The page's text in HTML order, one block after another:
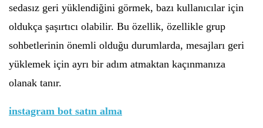
sedasız geri yüklendiğini görmek, bazı kullanıcılar için
oldukça şaşırtıcı olabilir. Bu özellik, özellikle grup
sohbetlerinin önemli olduğu durumlarda, mesajları geri
yüklemek için ayrı bir adım atmaktan kaçınmanıza
olanak tanır.
instagram bot satın alma